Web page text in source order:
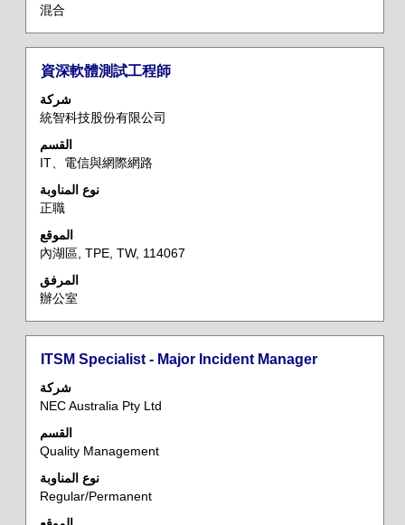
混合
المسمى
資深軟體測試工程師
شركة
統智科技股份有限公司
القسم
IT、電信與網際網路
نوع المناوبة
正職
الموقع
內湖區, TPE, TW, 114067
المرفق
辦公室
حدد
مفتاح
لعرض
محتويات
معلومات
الوظيفة
المسمى
ITSM Specialist - Major Incident Manager
شركة
NEC Australia Pty Ltd
القسم
Quality Management
نوع المناوبة
Regular/Permanent
حدد
مفتاح
لعرض
محتويات
معلومات
الوظيفة